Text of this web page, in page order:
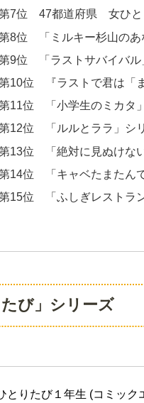
7位 47都道府県 女ひと
8位 「ミルキー杉山のあ
9位 「ラストサバイバル
10位 『ラストで君は「
11位 「小学生のミカタ
12位 「ルルとララ」シ
13位 「絶対に見ぬけな
14位 「キャベたまたん
15位 「ふしぎレストラ
び」シリーズ
とりたび１年生 (コミック